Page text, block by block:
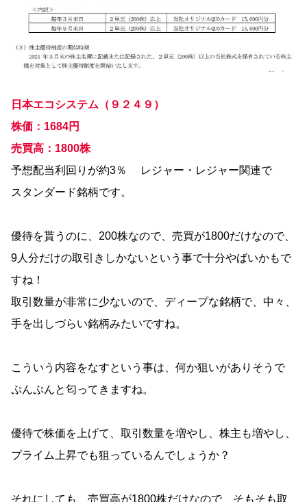
日本エコシステム（９２４９）
株価：1684円
売買高：1800株
予想配当利回りが約3％ レジャー・レジャー関連で
スタンダード銘柄です。
優待を貰うのに、200株なので、売買が1800だけなので、
9人分だけの取引きしかないという事で十分やばいかもで
すね！
取引数量が非常に少ないので、ディープな銘柄で、中々、
手を出しづらい銘柄みたいですね。
こういう内容をなすという事は、何か狙いがありそうで
ぷんぷんと匂ってきますね。
優待で株価を上げて、取引数量を増やし、株主も増やし、
プライム上昇でも狙っているんでしょうか？
それにしても、売買高が1800株だけなので、そもそも取